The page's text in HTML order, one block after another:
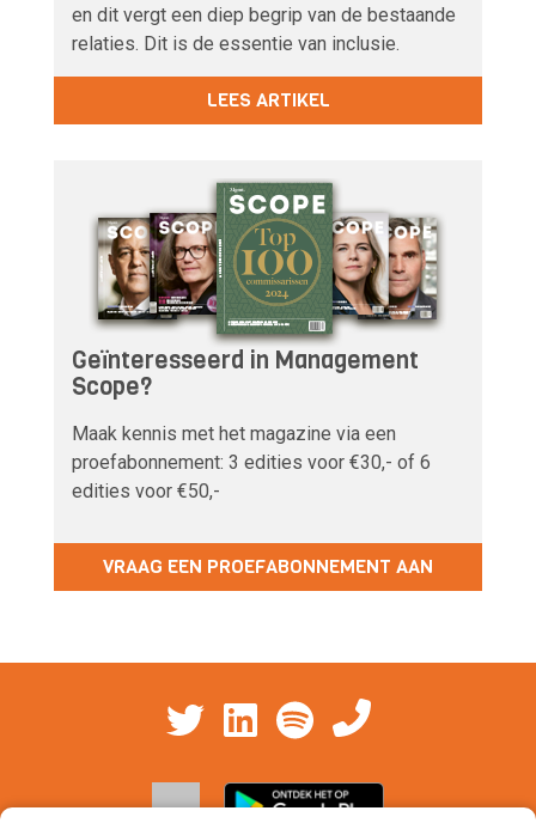
en dit vergt een diep begrip van de bestaande
relaties. Dit is de essentie van inclusie.
LEES ARTIKEL
Geïnteresseerd in Management
Scope?
Maak kennis met het magazine via een
proefabonnement: 3 edities voor €30,- of 6
edities voor €50,-
VRAAG EEN PROEFABONNEMENT AAN